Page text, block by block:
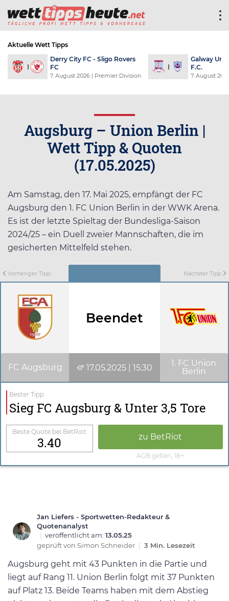
Aktuelle Wett Tipps
Derry City FC - Sligo Rovers
FC
7. August 2026 | Premier Division
Galway
F.C.
7. August
Augsburg – Union Berlin |
Wett Tipp & Quoten
(17.05.2025)
Am Samstag, den 17. Mai 2025, empfängt der FC
Augsburg den 1. FC Union Berlin in der WWK Arena.
Es ist der letzte Spieltag der Bundesliga-Saison
2024/25 – ein Duell zweier Mannschaften, die im
gesicherten Mittelfeld stehen.
Vorheriger Tipp Nächster Tipp
Beendet
FC Augsburg 17.05.2025 | 15:30
1. FC Union
Berlin
Bester Tipp
Sieg FC Augsburg & Unter 3,5 Tore
Beste Quote bei BetRiot
3.40 zu BetRiot
AGB gelten, 18+
Jan Liefers - Sportwetten-Redakteur &
Quotenanalyst
| veröffentlicht am: 13.05.25
geprüft von Simon Schneider | 3 Min. Lesezeit
Augsburg geht mit 43 Punkten in die Partie und
liegt auf Rang 11. Union Berlin folgt mit 37 Punkten
auf Platz 13. Beide Teams haben mit dem Abstieg